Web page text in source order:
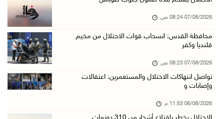
06/آب/2026 09:13 م
06/آب/2026 09:08 م
الرئيس يستقبل مجلس بلدية رام الله ويشدد على د ...
06/آب/2026 08:36 م
07/08/2026 08:24 ص
محافظة القدس: انسحاب قوات الاحتلال من مخيم
قلنديا وكفر
07/08/2026 08:23 ص
تواصل انتهاكات الاحتلال والمستعمرين: اعتقالات
وإصابات و
06/08/2026 11:53 م